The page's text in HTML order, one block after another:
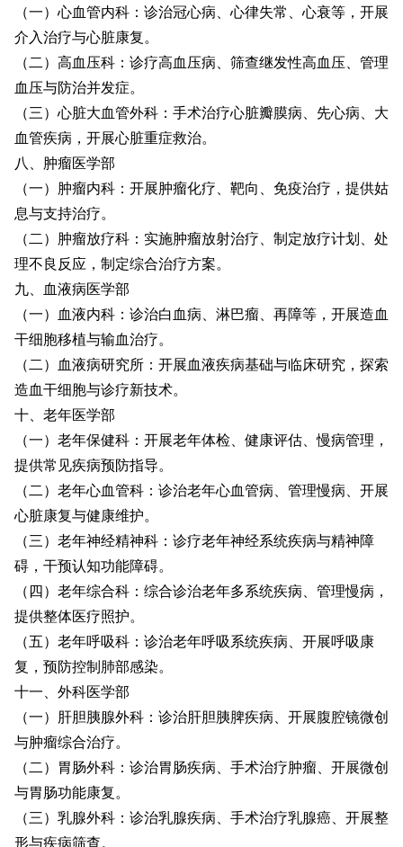
（一）心血管内科：诊治冠心病、心律失常、心衰等，开展
介入治疗与心脏康复。
（二）高血压科：诊疗高血压病、筛查继发性高血压、管理
血压与防治并发症。
（三）心脏大血管外科：手术治疗心脏瓣膜病、先心病、大
血管疾病，开展心脏重症救治。
八、肿瘤医学部
（一）肿瘤内科：开展肿瘤化疗、靶向、免疫治疗，提供姑
息与支持治疗。
（二）肿瘤放疗科：实施肿瘤放射治疗、制定放疗计划、处
理不良反应，制定综合治疗方案。
九、血液病医学部
（一）血液内科：诊治白血病、淋巴瘤、再障等，开展造血
干细胞移植与输血治疗。
（二）血液病研究所：开展血液疾病基础与临床研究，探索
造血干细胞与诊疗新技术。
十、老年医学部
（一）老年保健科：开展老年体检、健康评估、慢病管理，
提供常见疾病预防指导。
（二）老年心血管科：诊治老年心血管病、管理慢病、开展
心脏康复与健康维护。
（三）老年神经精神科：诊疗老年神经系统疾病与精神障
碍，干预认知功能障碍。
（四）老年综合科：综合诊治老年多系统疾病、管理慢病，
提供整体医疗照护。
（五）老年呼吸科：诊治老年呼吸系统疾病、开展呼吸康
复，预防控制肺部感染。
十一、外科医学部
（一）肝胆胰腺外科：诊治肝胆胰脾疾病、开展腹腔镜微创
与肿瘤综合治疗。
（二）胃肠外科：诊治胃肠疾病、手术治疗肿瘤、开展微创
与胃肠功能康复。
（三）乳腺外科：诊治乳腺疾病、手术治疗乳腺癌、开展整
形与疾病筛查。